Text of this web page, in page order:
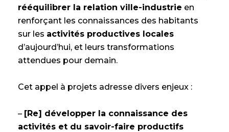
rééquilibrer la relation ville-industrie en
renforçant les connaissances des habitants
sur les activités productives locales
d’aujourd’hui, et leurs transformations
attendues pour demain.
Cet appel à projets adresse divers enjeux :
– [Re] développer la connaissance des
activités et du savoir-faire productifs